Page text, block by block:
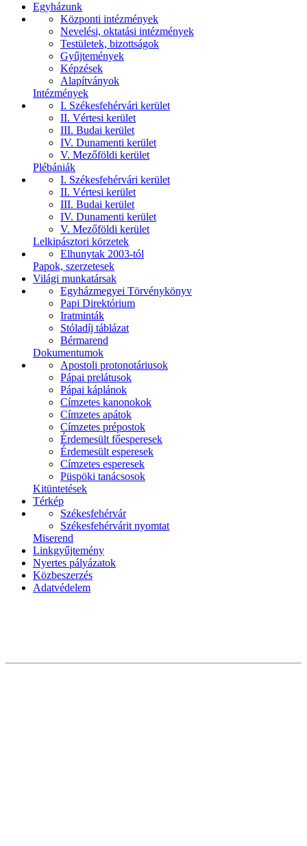
Egyházunk
Központi intézmények
Nevelési, oktatási intézmények
Testületek, bizottságok
Gyűjtemények
Képzések
Alapítványok
Intézmények
I. Székesfehérvári kerület
II. Vértesi kerület
III. Budai kerület
IV. Dunamenti kerület
V. Mezőföldi kerület
Plébániák
I. Székesfehérvári kerület
II. Vértesi kerület
III. Budai kerület
IV. Dunamenti kerület
V. Mezőföldi kerület
Lelkipásztori körzetek
Elhunytak 2003-tól
Papok, szerzetesek
Világi munkatársak
Egyházmegyei Törvénykönyv
Papi Direktórium
Iratminták
Stóladíj táblázat
Bérmarend
Dokumentumok
Apostoli protonotáriusok
Pápai prelátusok
Pápai káplánok
Címzetes kanonokok
Címzetes apátok
Címzetes prépostok
Érdemesült főesperesek
Érdemesült esperesek
Címzetes esperesek
Püspöki tanácsosok
Kitüntetések
Térkép
Székesfehérvár
Székesfehérvárit nyomtat
Miserend
Linkgyűjtemény
Nyertes pályázatok
Közbeszerzés
Adatvédelem